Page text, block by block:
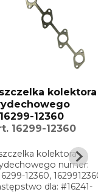
Walec nośny do
minikoparki Kubota
KX61-3/KX71-3/
RB517-21705
Walec nośny do
Kubota KX61-3/KX71-3/
3 Dolny wałek gąsienicy